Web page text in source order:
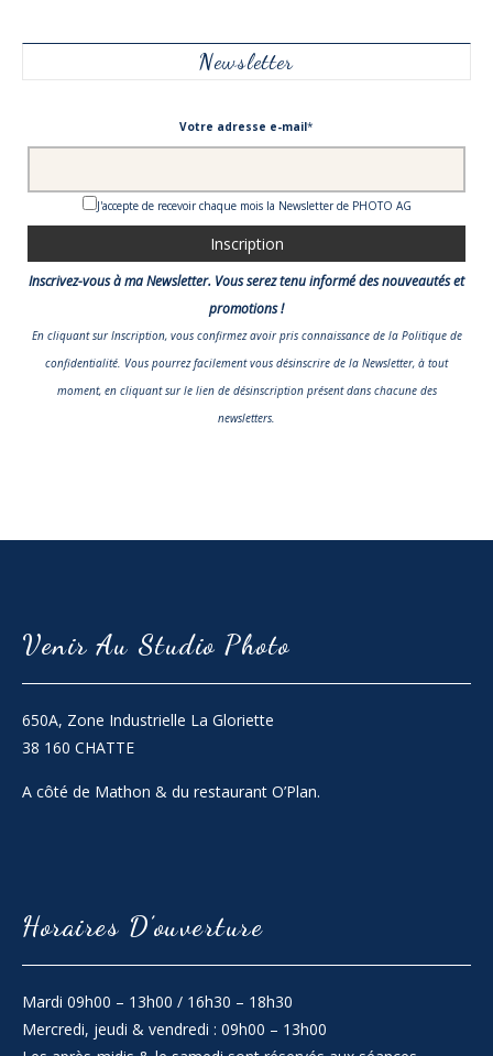
Newsletter
Votre adresse e-mail*
J'accepte de recevoir chaque mois la Newsletter de PHOTO AG
Inscrivez-vous à ma Newsletter. Vous serez tenu informé des nouveautés et
promotions !
En cliquant sur Inscription, vous confirmez avoir pris connaissance de la Politique de
confidentialité. Vous pourrez facilement vous désinscrire de la Newsletter, à tout
moment, en cliquant sur le lien de désinscription présent dans chacune des
newsletters.
Venir Au Studio Photo
650A, Zone Industrielle La Gloriette
38 160 CHATTE
A côté de Mathon & du restaurant O’Plan.
Horaires D’ouverture
Mardi 09h00 – 13h00 / 16h30 – 18h30
Mercredi, jeudi & vendredi : 09h00 – 13h00